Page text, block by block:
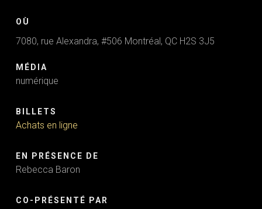
OÙ
7080, rue Alexandra, #506 Montréal, QC H2S 3J5
MÉDIA
numérique
BILLETS
Achats en ligne
EN PRÉSENCE DE
Rebecca Baron
CO-PRÉSENTÉ PAR